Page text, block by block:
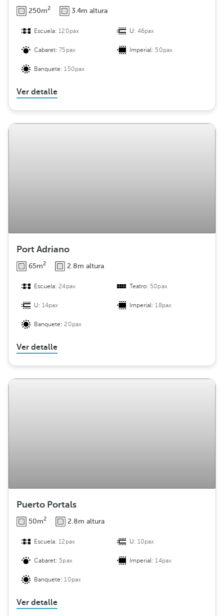
250m2 3.4m altura
Escuela:120pax U:46pax
Cabaret:75pax Imperial: 50pax
Banquete:150pax
Ver detalle
Port Adriano
65m2 2.8m altura
Escuela:24pax Teatro: 50pax
U:14pax Imperial:18pax
Banquete:20pax
Ver detalle
Puerto Portals
50m2 2.8m altura
Escuela:12pax U:10pax
Cabaret: 5pax Imperial:14pax
Banquete:10pax
Ver detalle